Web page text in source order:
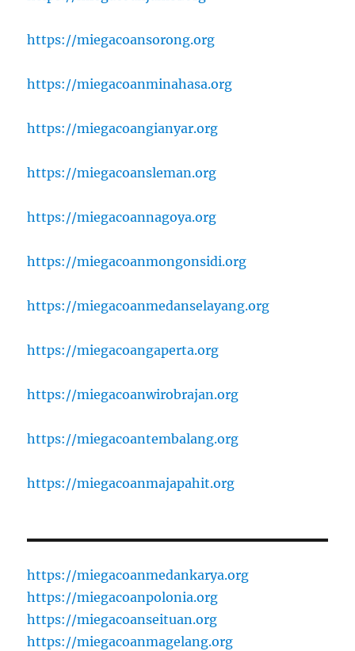
https://miegacoansorong.org
https://miegacoanminahasa.org
https://miegacoangianyar.org
https://miegacoansleman.org
https://miegacoannagoya.org
https://miegacoanmongonsidi.org
https://miegacoanmedanselayang.org
https://miegacoangaperta.org
https://miegacoanwirobrajan.org
https://miegacoantembalang.org
https://miegacoanmajapahit.org
https://miegacoanmedankarya.org
https://miegacoanpolonia.org
https://miegacoanseituan.org
https://miegacoanmagelang.org